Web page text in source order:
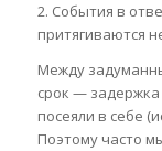
2. События в
притягиваются
Между
срок — задержка
посеяли в себе
Поэтому часто